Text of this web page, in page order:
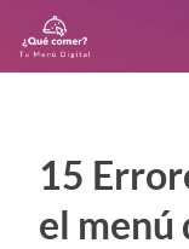
15
el menú